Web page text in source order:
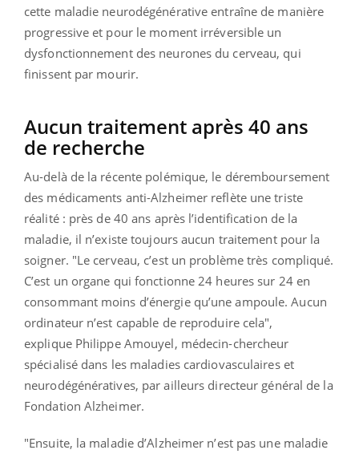
cette maladie neurodégénérative entraîne de manière
progressive et pour le moment irréversible un
dysfonctionnement des neurones du cerveau, qui
finissent par mourir.
Aucun traitement après 40 ans
de recherche
Au-delà de la récente polémique, le déremboursement
des médicaments anti-Alzheimer reflète une triste
réalité : près de 40 ans après l’identification de la
maladie, il n’existe toujours aucun traitement pour la
soigner. "Le cerveau, c’est un problème très compliqué.
C’est un organe qui fonctionne 24 heures sur 24 en
consommant moins d’énergie qu’une ampoule. Aucun
ordinateur n’est capable de reproduire cela",
explique Philippe Amouyel, médecin-chercheur
spécialisé dans les maladies cardiovasculaires et
neurodégénératives, par ailleurs directeur général de la
Fondation Alzheimer.
"Ensuite, la maladie d’Alzheimer n’est pas une maladie